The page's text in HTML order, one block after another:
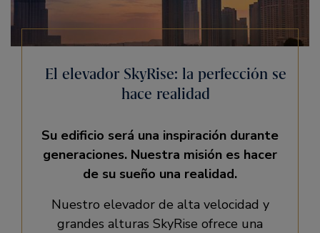
El elevador SkyRise: la perfección se
hace realidad
Su edificio será una inspiración durante
generaciones. Nuestra misión es hacer
de su sueño una realidad.
Nuestro elevador de alta velocidad y
grandes alturas SkyRise ofrece una